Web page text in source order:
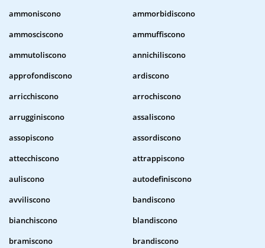
ammoniscono
ammorbidiscono
ammosciscono
ammuffiscono
ammutoliscono
annichiliscono
approfondiscono
ardiscono
arricchiscono
arrochiscono
arrugginiscono
assaliscono
assopiscono
assordiscono
attecchiscono
attrappiscono
auliscono
autodefiniscono
avviliscono
bandiscono
bianchiscono
blandiscono
bramiscono
brandiscono